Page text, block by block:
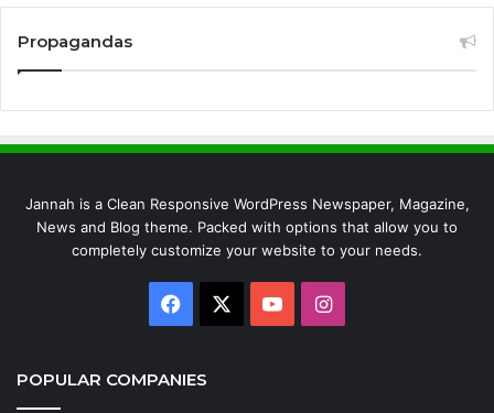
Propagandas
Jannah is a Clean Responsive WordPress Newspaper, Magazine,
News and Blog theme. Packed with options that allow you to
completely customize your website to your needs.
Facebook YouTubeInstagram
POPULAR COMPANIES